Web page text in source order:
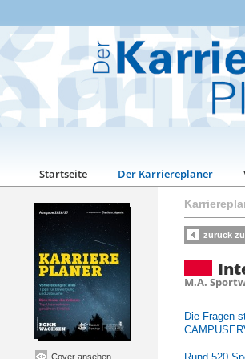
Startseite Der Karriereplaner
Cover ansehen
zurück
M.A.
Die Fragen